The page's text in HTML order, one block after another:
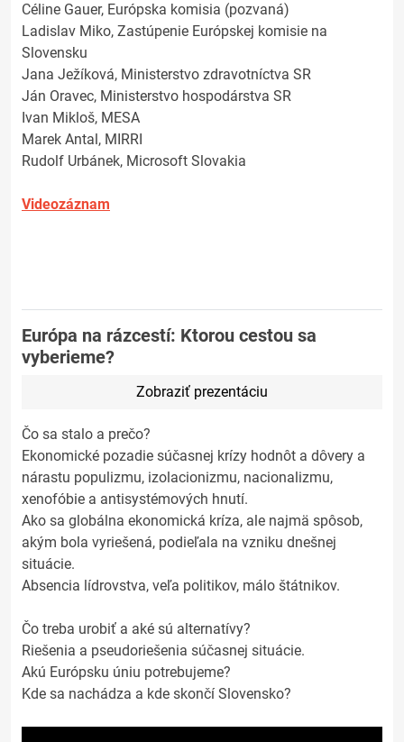
Céline Gauer, Európska komisia (pozvaná)
Ladislav Miko, Zastúpenie Európskej komisie na
Slovensku
Jana Ježíková, Ministerstvo zdravotníctva SR
Ján Oravec, Ministerstvo hospodárstva SR
Ivan Mikloš, MESA
Marek Antal, MIRRI
Rudolf Urbánek, Microsoft Slovakia
Videozáznam
Európa na rázcestí: Ktorou cestou sa
vyberieme?
Zobraziť prezentáciu
Čo sa stalo a prečo?
Ekonomické pozadie súčasnej krízy hodnôt a dôvery a
nárastu populizmu, izolacionizmu, nacionalizmu,
xenofóbie a antisystémových hnutí.
Ako sa globálna ekonomická kríza, ale najmä spôsob,
akým bola vyriešená, podieľala na vzniku dnešnej
situácie.
Absencia lídrovstva, veľa politikov, málo štátnikov.
Čo treba urobiť a aké sú alternatívy?
Riešenia a pseudoriešenia súčasnej situácie.
Akú Európsku úniu potrebujeme?
Kde sa nachádza a kde skončí Slovensko?